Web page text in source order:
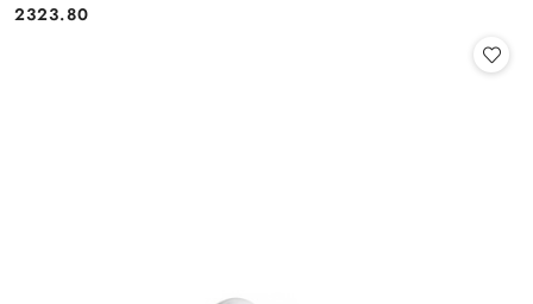
Cena:
2323.80